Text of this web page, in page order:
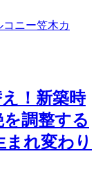
！新築時
調整する
れ変わり